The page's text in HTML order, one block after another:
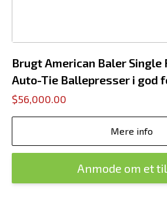
Brugt American Baler Single
Auto-Tie Ballepresser i god
$56,000.00
Mere info
Anmode om et